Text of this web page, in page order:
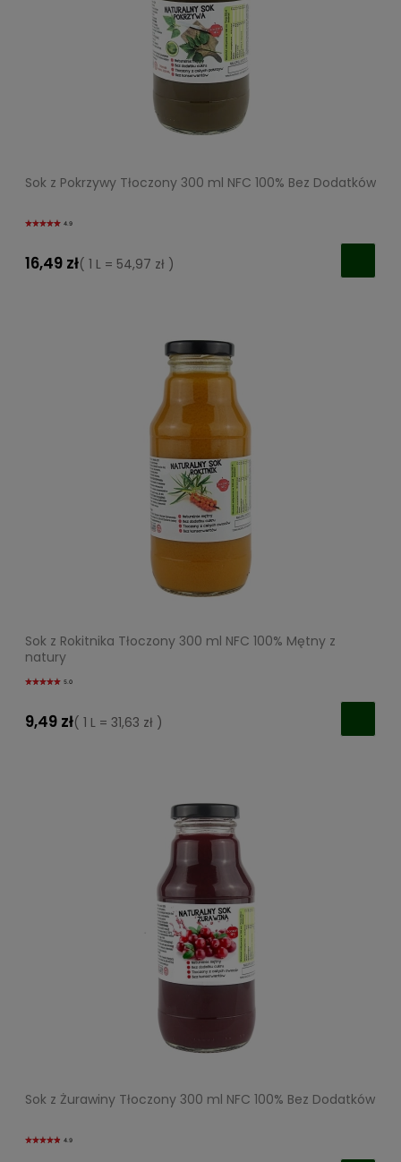
Sok z Pokrzywy Tłoczony 300 ml NFC 100% Bez Dodatków
4.9
16,49 zł( 1 L = 54,97 zł )
Sok z Rokitnika Tłoczony 300 ml NFC 100% Mętny z
natury
5.0
9,49 zł( 1 L = 31,63 zł )
Sok z Żurawiny Tłoczony 300 ml NFC 100% Bez Dodatków
4.9